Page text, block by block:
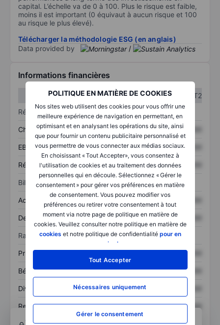
POLITIQUE EN MATIÈRE DE COOKIES
Nos sites web utilisent des cookies pour vous offrir une
meilleure expérience de navigation en permettant, en
optimisant et en analysant les opérations du site, ainsi
que pour fournir un contenu publicitaire personnalisé et
vous permettre de vous connecter aux médias sociaux.
En choisissant « Tout Accepter», vous consentez à
l'utilisation de cookies et au traitement des données
personnelles qui en découle. Sélectionnez « Gérer le
consentement » pour gérer vos préférences en matière
de consentement. Vous pouvez modifier vos
préférences ou retirer votre consentement à tout
moment via notre page de politique en matière de
cookies. Veuillez consulter notre politique en matière de
cookies et notre politique de confidentialité pour en
savoir plus
Tout Accepter
Nécessaires uniquement
Gérer le consentement
capital. L’échelle va de 0 à 100. Plus le risque est faible,
moins il est important (0 équivaut à aucun risque et 100
au risque le plus élevé).
Télécharger la méthodologie ESG (en anglais)
Data provided by
/
Informations financières
T1
T2
Résultats
Chiffre d’affaires XXXXXXX XXXXXXX
EBITDA XXXXXXX XXXXXXX
Résultat net XXXXXXX XXXXXXX
Bilan
Actifs totaux
Dette totale XXXXXXX XXXXXXX
Ratios
Prix / ventes XXXXXXX
Bénéfice par action XXXXXXX XXXXXXX
Dividende par action XXXXXXX
Rendement des
XXXXXXX
XXXXXXX
Ouvrir un compte